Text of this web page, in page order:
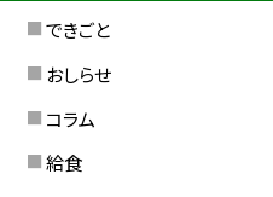
できごと
おしらせ
コラム
給食